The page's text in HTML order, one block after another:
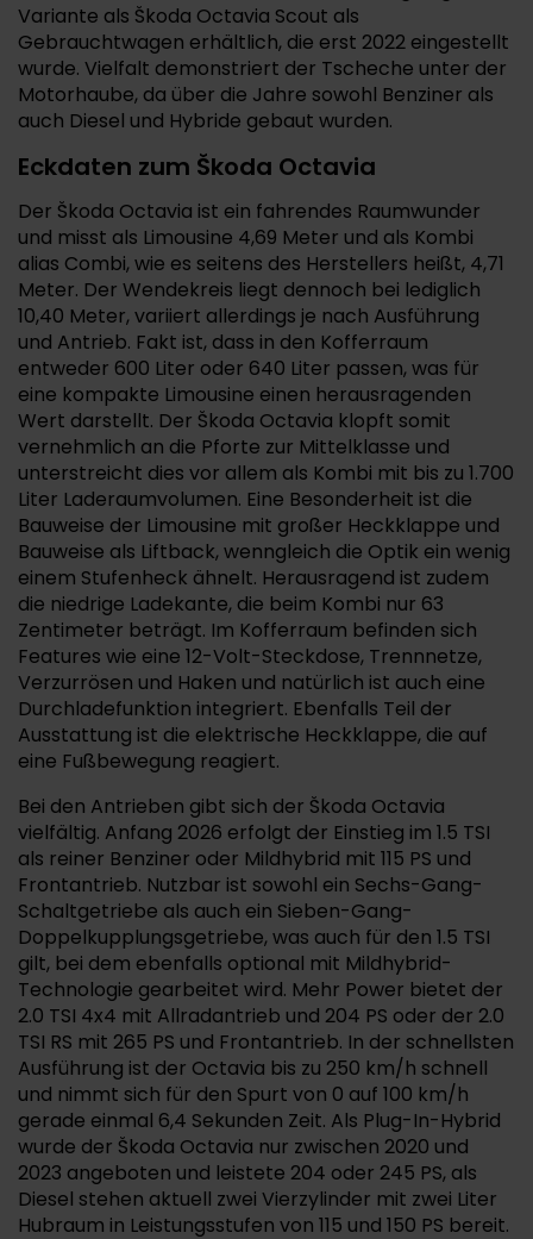
Variante als Škoda Octavia Scout als
Gebrauchtwagen erhältlich, die erst 2022 eingestellt
wurde. Vielfalt demonstriert der Tscheche unter der
Motorhaube, da über die Jahre sowohl Benziner als
auch Diesel und Hybride gebaut wurden.
Eckdaten zum Škoda Octavia
Der Škoda Octavia ist ein fahrendes Raumwunder
und misst als Limousine 4,69 Meter und als Kombi
alias Combi, wie es seitens des Herstellers heißt, 4,71
Meter. Der Wendekreis liegt dennoch bei lediglich
10,40 Meter, variiert allerdings je nach Ausführung
und Antrieb. Fakt ist, dass in den Kofferraum
entweder 600 Liter oder 640 Liter passen, was für
eine kompakte Limousine einen herausragenden
Wert darstellt. Der Škoda Octavia klopft somit
vernehmlich an die Pforte zur Mittelklasse und
unterstreicht dies vor allem als Kombi mit bis zu 1.700
Liter Laderaumvolumen. Eine Besonderheit ist die
Bauweise der Limousine mit großer Heckklappe und
Bauweise als Liftback, wenngleich die Optik ein wenig
einem Stufenheck ähnelt. Herausragend ist zudem
die niedrige Ladekante, die beim Kombi nur 63
Zentimeter beträgt. Im Kofferraum befinden sich
Features wie eine 12-Volt-Steckdose, Trennnetze,
Verzurrösen und Haken und natürlich ist auch eine
Durchladefunktion integriert. Ebenfalls Teil der
Ausstattung ist die elektrische Heckklappe, die auf
eine Fußbewegung reagiert.
Bei den Antrieben gibt sich der Škoda Octavia
vielfältig. Anfang 2026 erfolgt der Einstieg im 1.5 TSI
als reiner Benziner oder Mildhybrid mit 115 PS und
Frontantrieb. Nutzbar ist sowohl ein Sechs-Gang-
Schaltgetriebe als auch ein Sieben-Gang-
Doppelkupplungsgetriebe, was auch für den 1.5 TSI
gilt, bei dem ebenfalls optional mit Mildhybrid-
Technologie gearbeitet wird. Mehr Power bietet der
2.0 TSI 4x4 mit Allradantrieb und 204 PS oder der 2.0
TSI RS mit 265 PS und Frontantrieb. In der schnellsten
Ausführung ist der Octavia bis zu 250 km/h schnell
und nimmt sich für den Spurt von 0 auf 100 km/h
gerade einmal 6,4 Sekunden Zeit. Als Plug-In-Hybrid
wurde der Škoda Octavia nur zwischen 2020 und
2023 angeboten und leistete 204 oder 245 PS, als
Diesel stehen aktuell zwei Vierzylinder mit zwei Liter
Hubraum in Leistungsstufen von 115 und 150 PS bereit.